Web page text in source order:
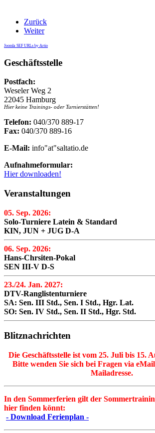
Zurück
Weiter
Joomla SEF URLs by Artio
Geschäftsstelle
Postfach:
Weseler Weg 2
22045 Hamburg
Hier keine Trainings- oder Turnierstätten!
Telefon: 040/370 889-17
Fax: 040/370 889-16
E-Mail: info"at"saltatio.de
Aufnahmeformular:
Hier downloaden!
Veranstaltungen
05. Sep. 2026:
Solo-Turniere Latein & Standard
KIN, JUN + JUG D-A
06. Sep. 2026:
Hans-Chrsiten-Pokal
SEN III-V D-S
23./24. Jan. 2027:
DTV-Ranglistenturniere
SA: Sen. III Std., Sen. I Std., Hgr. Lat.
SO: Sen. IV Std., Sen. II Std., Hgr. Std.
Blitznachrichten
Die Geschäftsstelle ist vom 25. Juli bis 15.
Bitte wenden Sie sich bei Fragen via
Mailadresse.
In den Sommerferien gilt der
hier finden könnt:
- Download Ferienplan -